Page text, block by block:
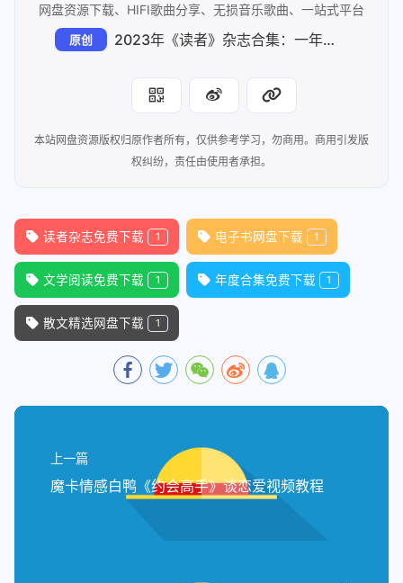
网盘资源下载、HIFI歌曲分享、无损音乐歌曲、一站式平台
原创 2023年《读者》杂志合集：一年精彩阅读尽在掌握
本站网盘资源版权归原作者所有，仅供参考学习，勿商用。商用引发版
权纠纷，责任由使用者承担。
读者杂志免费下载 1 电子书网盘下载 1
文学阅读免费下载 1 年度合集免费下载 1
散文精选网盘下载 1
上一篇
魔卡情感白鸭《约会高手》谈恋爱视频教程